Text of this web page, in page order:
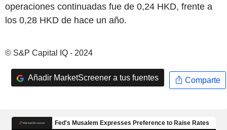
operaciones continuadas fue de 0,24 HKD, frente a
los 0,28 HKD de hace un año.
© S&P Capital IQ - 2024
Añadir MarketScreener a tus fuentes Comparte